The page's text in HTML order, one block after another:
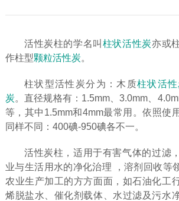
活性炭柱的学名叫 柱状活性炭亦或
作柱型颗粒活性炭。
柱状型活性炭分为：木质柱状活性
炭。直径规格有：1.5mm、3.0mm、
等，其中1.5mm和4mm最常用。依照使
同样不同：400碘-950碘各不一。
活性炭柱，适用于有害气体的过滤
业与生活用水的净化治理 ，溶剂回收等
农业生产加工的方方面面，如石油化工
烯脱盐水、催化剂载体、水过滤及污水